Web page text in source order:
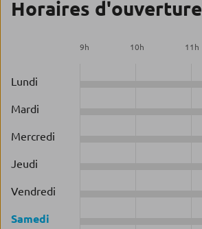
Horaires d'ouverture
9h 10h 11 h
Lundi
Mardi
Mercredi
Jeudi
Vendredi
Samedi